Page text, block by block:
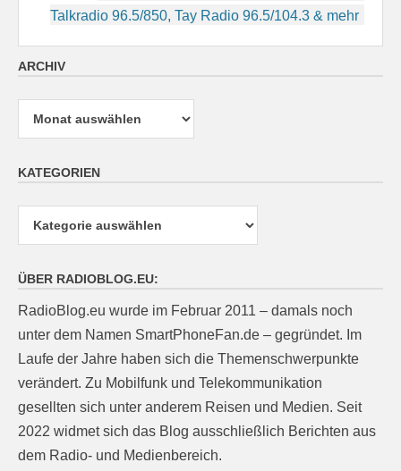
Talkradio 96.5/850, Tay Radio 96.5/104.3 & mehr
ARCHIV
Archiv
KATEGORIEN
ÜBER RADIOBLOG.EU:
RadioBlog.eu wurde im Februar 2011 – damals noch
unter dem Namen SmartPhoneFan.de – gegründet. Im
Laufe der Jahre haben sich die Themenschwerpunkte
verändert. Zu Mobilfunk und Telekommunikation
gesellten sich unter anderem Reisen und Medien. Seit
2022 widmet sich das Blog ausschließlich Berichten aus
dem Radio- und Medienbereich.